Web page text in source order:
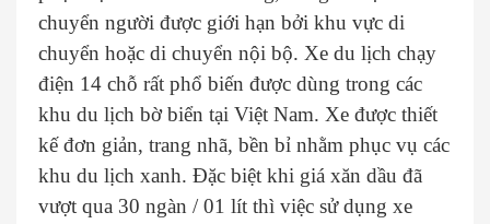
chuyển người được giới hạn bởi khu vực di
chuyển hoặc di chuyển nội bộ. Xe du lịch chạy
điện 14 chỗ rất phổ biến được dùng trong các
khu du lịch bờ biển tại Việt Nam. Xe được thiết
kế đơn giản, trang nhã, bền bỉ nhằm phục vụ các
khu du lịch xanh. Đặc biệt khi giá xăn dầu đã
vượt qua 30 ngàn / 01 lít thì việc sử dụng xe